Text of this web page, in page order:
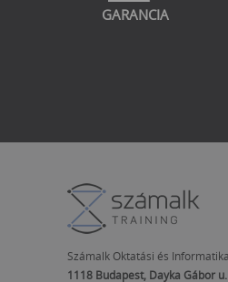
GARANCIA
Számalk Oktatási és
1118 Budapest, Dayka Gábor